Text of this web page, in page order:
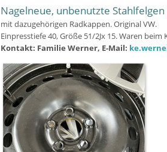
Nagelneue, unbenutzte
mit dazugehörigen Radkappen. Original VW.
Einpresstiefe 40, Größe 51/2Jx 15. Waren beim
Kontakt: Familie Werner, E-Mail: